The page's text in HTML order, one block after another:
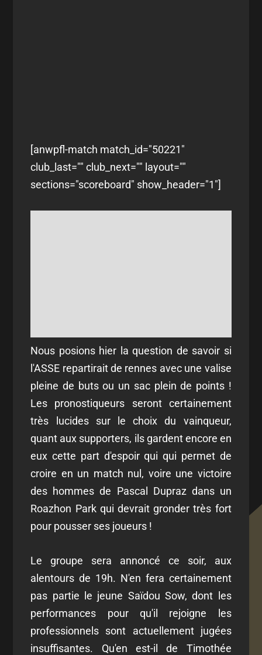
[anwpfl-match match_id="50221"
club_last="" club_next="" layout=""
sections="scoreboard" show_header="1"]
Nous posions hier la question de savoir si
l'ASSE repartirait de rennes avec une valise
pleine de buts ou un sac plein de points !
Les pronostiqueurs seront certainement
très lucides sur le choix du vainqueur,
quant aux supporters, ils gardent encore en
eux cette part d'espoir qui qui permet de
croire en un match nul, voire une victoire
des hommes de Pascal Dupraz dans un
Roazhon Park qui devrait gronder très fort
pour pousser ses joueurs !
Le groupe sera annoncé ce soir, aux
alentours de 19h. N'en fera certainement
pas partie le jeune Saïdou Sow, dont les
performances pour qu'il rejoigne les
professionnels sont actuellement jugées
insuffisantes. Qu'en est-il de Timothée